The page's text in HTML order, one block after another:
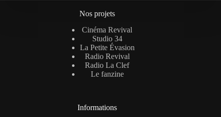
Nos projets
Cinéma Revival
Studio 34
La Petite Évasion
Radio Revival
Radio La Clef
Le fanzine
Informations